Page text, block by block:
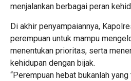
menjalankan berbagai peran
Di akhir penyampaiannya,
perempuan untuk mampu
menentukan prioritas, serta
kehidupan dengan bijak.
“Perempuan hebat bukanlah